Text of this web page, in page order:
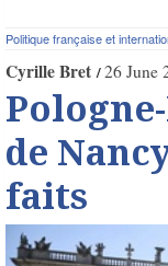
Politique française et
Cyrille Bret 26 June
de
faits